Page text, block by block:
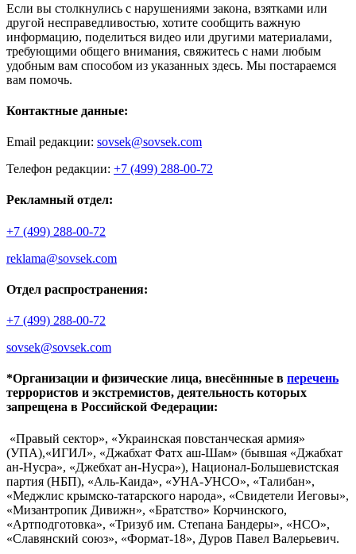
Если вы столкнулись с нарушениями закона, взятками или
другой несправедливостью, хотите сообщить важную
информацию, поделиться видео или другими материалами,
требующими общего внимания, свяжитесь с нами любым
удобным вам способом из указанных здесь. Мы постараемся
вам помочь.
Контактные данные:
Email редакции: sovsek@sovsek.com
Телефон редакции: +7 (499) 288-00-72
Рекламный отдел:
+7 (499) 288-00-72
reklama@sovsek.com
Отдел распространения:
+7 (499) 288-00-72
sovsek@sovsek.com
*Организации и физические лица, внесённные в перечень
террористов и экстремистов, деятельность которых
запрещена в Российской Федерации:
«Правый сектор», «Украинская повстанческая армия»
(УПА),«ИГИЛ», «Джабхат Фатх аш-Шам» (бывшая «Джабхат
ан-Нусра», «Джебхат ан-Нусра»), Национал-Большевистская
партия (НБП), «Аль-Каида», «УНА-УНСО», «Талибан»,
«Меджлис крымско-татарского народа», «Свидетели Иеговы»,
«Мизантропик Дивижн», «Братство» Корчинского,
«Артподготовка», «Тризуб им. Степана Бандеры», «НСО»,
«Славянский союз», «Формат-18», Дуров Павел Валерьевич.